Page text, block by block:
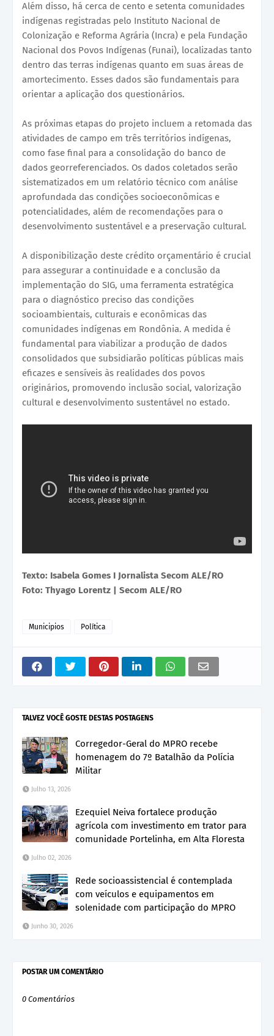
Além disso, há cerca de cento e setenta comunidades
indígenas registradas pelo Instituto Nacional de
Colonização e Reforma Agrária (Incra) e pela Fundação
Nacional dos Povos Indígenas (Funai), localizadas tanto
dentro das terras indígenas quanto em suas áreas de
amortecimento. Esses dados são fundamentais para
orientar a aplicação dos questionários.
As próximas etapas do projeto incluem a retomada das
atividades de campo em três territórios indígenas,
como fase final para a consolidação do banco de
dados georreferenciados. Os dados coletados serão
sistematizados em um relatório técnico com análise
aprofundada das condições socioeconômicas e
potencialidades, além de recomendações para o
desenvolvimento sustentável e a preservação cultural.
A disponibilização deste crédito orçamentário é crucial
para assegurar a continuidade e a conclusão da
implementação do SIG, uma ferramenta estratégica
para o diagnóstico preciso das condições
socioambientais, culturais e econômicas das
comunidades indígenas em Rondônia. A medida é
fundamental para viabilizar a produção de dados
consolidados que subsidiarão políticas públicas mais
eficazes e sensíveis às realidades dos povos
originários, promovendo inclusão social, valorização
cultural e desenvolvimento sustentável no estado.
Texto: Isabela Gomes I Jornalista Secom ALE/RO
Foto: Thyago Lorentz | Secom ALE/RO
Municipios Política
TALVEZ VOCÊ GOSTE DESTAS POSTAGENS
Corregedor-Geral do MPRO recebe
homenagem do 7º Batalhão da Polícia
Militar
Julho 13, 2026
Ezequiel Neiva fortalece produção
agrícola com investimento em trator para
comunidade Portelinha, em Alta Floresta
Julho 02, 2026
Rede socioassistencial é contemplada
com veículos e equipamentos em
solenidade com participação do MPRO
Junho 30, 2026
POSTAR UM COMENTÁRIO
0 Comentários